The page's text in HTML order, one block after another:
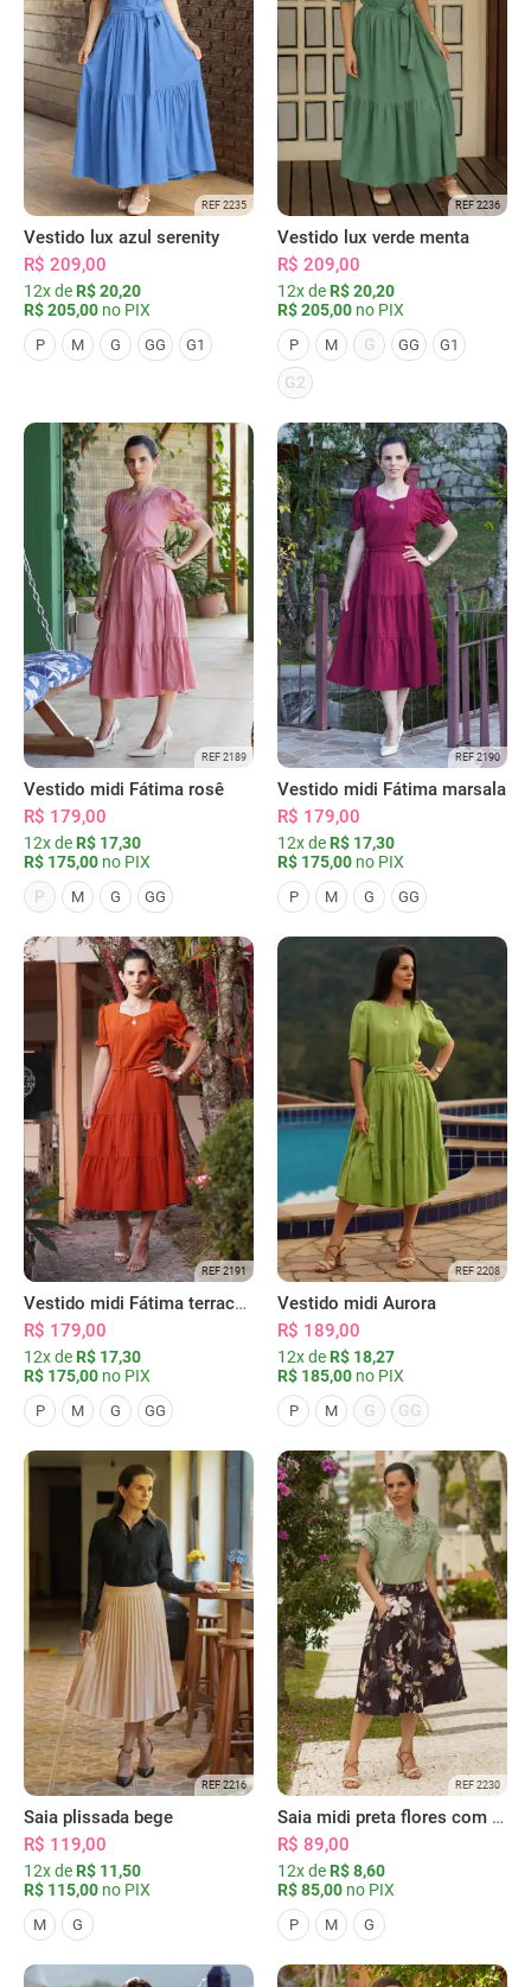
REF 2235
Vestido lux azul serenity
R$ 209,00
12x de R$ 20,20
R$ 205,00 no PIX
P M G GG G1
REF 2236
Vestido lux verde menta
R$ 209,00
12x de R$ 20,20
R$ 205,00 no PIX
P M G GG G1
G2
REF 2189
Vestido midi Fátima rosê
R$ 179,00
12x de R$ 17,30
R$ 175,00 no PIX
P
M G GG
REF 2190
Vestido midi Fátima marsala
R$ 179,00
12x de R$ 17,30
R$ 175,00 no PIX
P M G GG
REF 2191
Vestido midi Fátima terracota
R$ 179,00
12x de R$ 17,30
R$ 175,00 no PIX
P M G GG
REF 2208
Vestido midi Aurora
R$ 189,00
12x de R$ 18,27
R$ 185,00 no PIX
P M G GG
REF 2216
Saia plissada bege
R$ 119,00
12x de R$ 11,50
R$ 115,00 no PIX
M G
REF 2230
Saia midi preta flores com bolsos
R$ 89,00
12x de R$ 8,60
R$ 85,00 no PIX
P M G